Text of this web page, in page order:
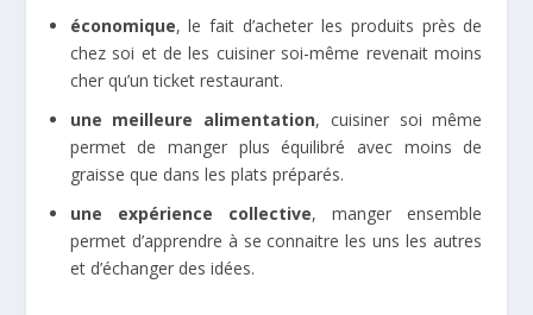
économique, le fait d’acheter les produits près de
chez soi et de les cuisiner soi-même revenait moins
cher qu’un ticket restaurant.
une meilleure alimentation, cuisiner soi même
permet de manger plus équilibré avec moins de
graisse que dans les plats préparés.
une expérience collective, manger ensemble
permet d’apprendre à se connaitre les uns les autres
et d’échanger des idées.